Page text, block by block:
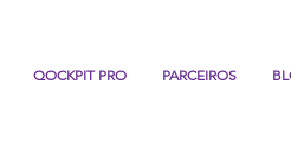
QOCKPIT PRO PARCEIROS